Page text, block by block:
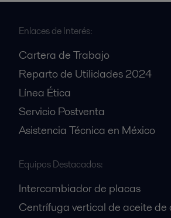
Enlaces de Interés:
Cartera de Trabajo
Reparto de Utilidades 2024
Línea Ética
Servicio Postventa
Asistencia Técnica en México
Equipos Destacados:
Intercambiador de placas
Centrífuga vertical de aceite de